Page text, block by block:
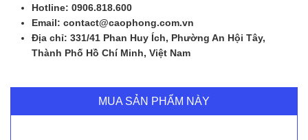
Hotline: 0906.818.600
Email: contact@caophong.com.vn
Địa chỉ: 331/41 Phan Huy Ích, Phường An Hội Tây,
Thành Phố Hồ Chí Minh, Việt Nam
MUA SẢN PHẨM NÀY